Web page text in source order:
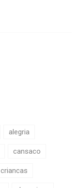
alegria
cansaco
criancas